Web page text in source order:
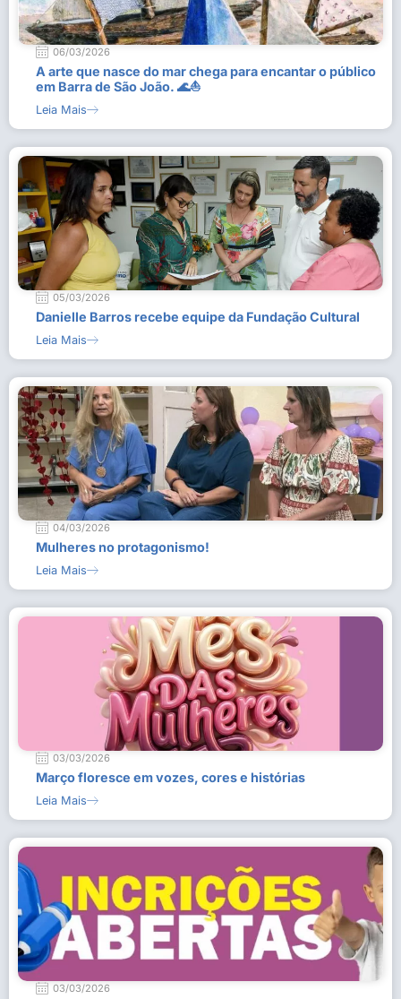
06/03/2026
A arte que nasce do mar chega para encantar o público
em Barra de São João. 🌊⛵
Leia Mais
05/03/2026
Danielle Barros recebe equipe da Fundação Cultural
Leia Mais
04/03/2026
Mulheres no protagonismo!
Leia Mais
03/03/2026
Março floresce em vozes, cores e histórias
Leia Mais
03/03/2026